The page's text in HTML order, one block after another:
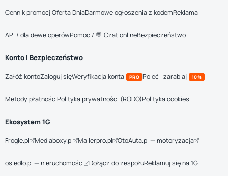
Cennik promocjiOferta DniaDarmowe ogłoszenia z kodemReklama
API / dla deweloperówPomoc / 💬 Czat onlineBezpieczeństwo
Konto i Bezpieczeństwo
Załóż kontoZaloguj sięWeryfikacja konta PRO Poleć i zarabiaj 10%
Metody płatnościPolityka prywatności (RODO)Polityka cookies
Ekosystem 1G
Frogle.pl Mediaboxy.pl Mailerpro.pl OtoAuta.pl — motoryzacja
osiedlo.pl — nieruchomości Dołącz do zespołuReklamuj się na 1G